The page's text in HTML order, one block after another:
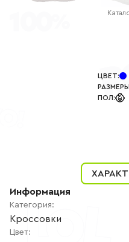
+7
АВТОРИЗАЦИЯ
РЕГИСТРАЦИЯ
ЦВЕТ:
РАЗМЕРЫ
ПОЛ:
Информация
Категория:
Кроссовки
Цвет: